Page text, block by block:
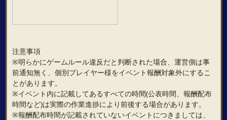
注意事項
※明らかにゲームルール違反だと判断された場合、運営側は事
前通知無く、個別プレイヤー様をイベント報酬対象外にするこ
とがあります。
※イベント内に記載してあるすべての時間(公表時間、報酬配布
時間など)は実際の作業進捗により前後する場合があります。
※報酬配布時間が記載されていないイベントにつきましては、